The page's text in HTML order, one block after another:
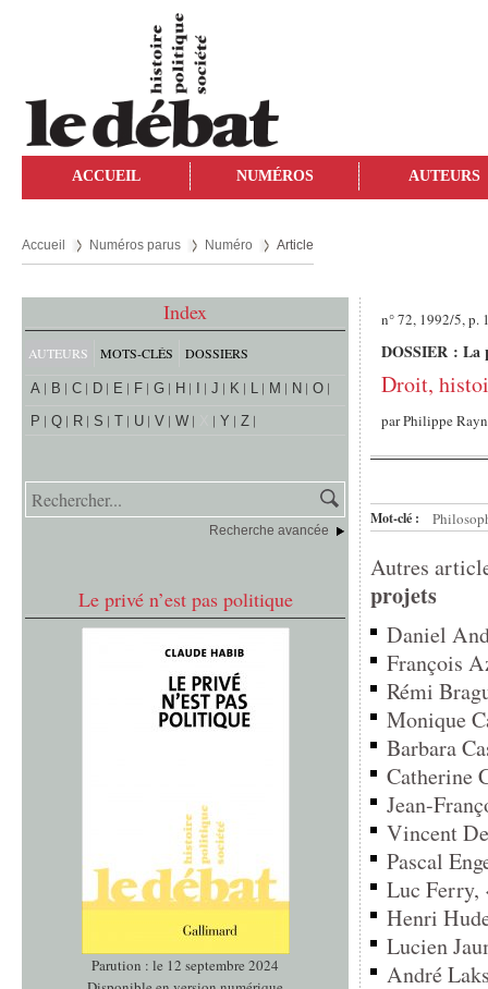
ACCUEIL NUMÉROS AUTEURS
Accueil Numéros parus Numéro Article
Index
AUTEURS MOTS-CLÉS DOSSIERS
A B C D E F G H J K L M N
O
P
Q R S T U V W Y Z
Recherche avancée
Le privé n’est pas politique
Parution : le 12 septembre 2024
n° 72, 1992/5, p.
DOSSIER : La
Droit,
parPhilippe
Mot-clé :
Autres
projets
Daniel
François
Rémi
Monique
Barbara
Catherine
Jean-
Vincent
Pascal
Luc Ferry,
Henri
Lucien
André